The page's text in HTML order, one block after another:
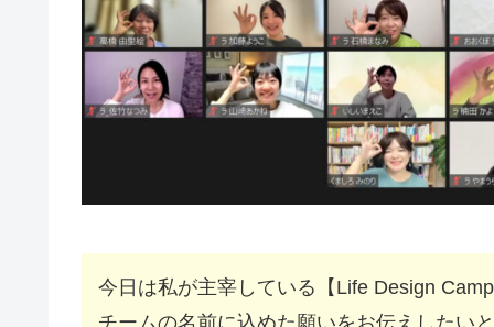
今日は私が主宰している【Life Design
チームの名前に込めた願いをお伝えしたい